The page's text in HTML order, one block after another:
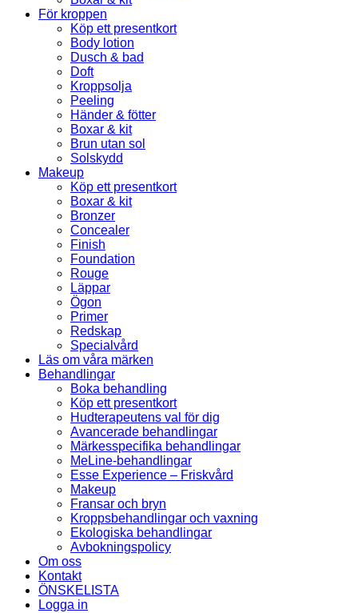
För kroppen
Köp ett presentkort
Body lotion
Dusch & bad
Doft
Kroppsolja
Peeling
Händer & fötter
Boxar & kit
Brun utan sol
Solskydd
Makeup
Köp ett presentkort
Boxar & kit
Bronzer
Concealer
Finish
Foundation
Rouge
Läppar
Ögon
Primer
Redskap
Specialvård
Läs om våra märken
Behandlingar
Boka behandling
Köp ett presentkort
Hudterapeutens val för dig
Avancerade behandlingar
Märkesspecifika behandlingar
MeLine-behandlingar
Esse Experience – Friskvård
Makeup
Fransar och bryn
Kroppsbehandlingar och vaxning
Ekologiska behandlingar
Avbokningspolicy
Om oss
Kontakt
ÖNSKELISTA
Logga in